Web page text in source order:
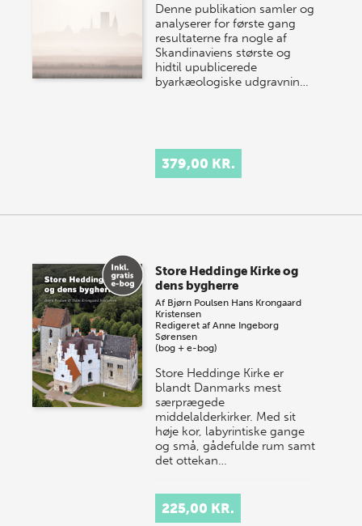
Denne publikation samler og
analyserer for første gang
resultaterne fra nogle af
Skandinaviens største og
hidtil upublicerede
byarkæologiske udgravnin…
379,00 KR.
Store Heddinge Kirke og
dens bygherre
Af Bjørn Poulsen Hans Krongaard
Kristensen
Redigeret afAnne Ingeborg
Sørensen
(bog + e-bog)
Store Heddinge Kirke er
blandt Danmarks mest
særprægede
middelalderkirker. Med sit
høje kor, labyrintiske gange
og små, gådefulde rum samt
det ottekan…
225,00 KR.